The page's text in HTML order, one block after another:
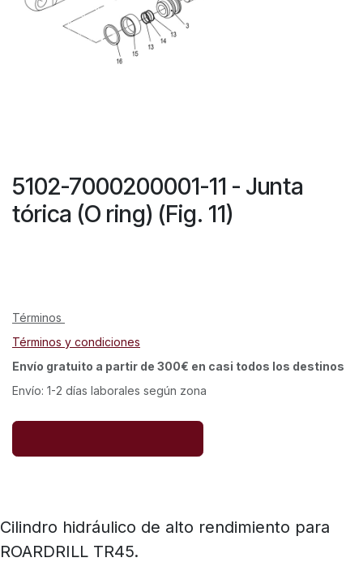
5102-7000200001-11 - Junta
tórica (O ring) (Fig. 11)
Términos
Términos y condiciones
Envío gratuito a partir de 300€ en casi todos los destinos
Envío: 1-2 días laborales según zona
Cilindro hidráulico de alto rendimiento para
ROARDRILL TR45.